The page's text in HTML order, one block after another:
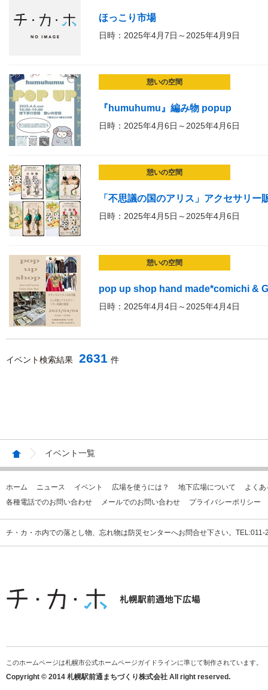
ほっこり市場
日時：2025年4月7日～2025年4月9日
憩いの空間
『humuhumu』編み物 popup
日時：2025年4月6日～2025年4月6日
憩いの空間
「不思議の国のアリス」アクセサリ
日時：2025年4月5日～2025年4月6日
憩いの空間
pop up shop hand made*comichi &
日時：2025年4月4日～2025年4月4日
イベント検索結果 2631 件
イベント一覧
ホーム ニュース イベント 広場を使うには？ 地下広場について
よく
各種電話でのお問い合わせ
メールでのお問い合わせ プライバシーポリシー
チ・カ・ホ内での落とし物、忘れ物は防災センターへお問合せ下さい。
このホームページは札幌市公式ホームページガイドラインに準じて制作されています。
Copyright © 2014 札幌駅前通まちづくり株式会社 All right reserved.